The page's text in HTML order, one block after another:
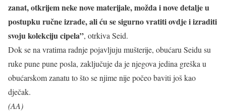
zanat, otkrijem neke nove materijale, možda i nove detalje u
postupku ručne izrade, ali ću se sigurno vratiti ovdje i izraditi
svoju kolekciju cipela”, otrkiva Seid.
Dok se na vratima radnje pojavljuju mušterije, obućaru Seidu su
ruke pune pune posla, zaključuje da je njegova jedina greška u
obućarskom zanatu to što se njime nije počeo baviti još kao
dječak.
(AA)